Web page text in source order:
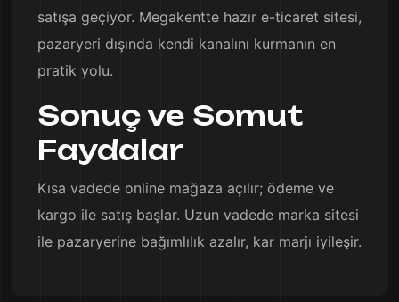
satışa geçiyor. Megakentte hazır e-ticaret sitesi,
pazaryeri dışında kendi kanalını kurmanın en
pratik yolu.
Sonuç ve Somut
Faydalar
Kısa vadede online mağaza açılır; ödeme ve
kargo ile satış başlar. Uzun vadede marka sitesi
ile pazaryerine bağımlılık azalır, kar marjı iyileşir.